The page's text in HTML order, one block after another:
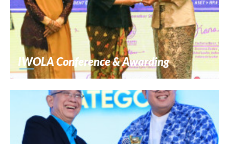
IWOLA Conference & Awarding